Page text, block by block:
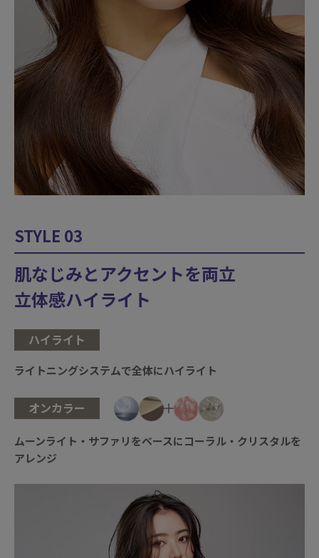
STYLE 03
肌なじみとアクセントを両立
立体感ハイライト
ハイライト
ライトニングシステムで全体にハイライト
オンカラー
ムーンライト・サファリをベースにコーラル・クリスタルを
アレンジ